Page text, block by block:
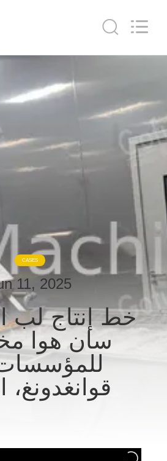
منتجات
أشرطة
فيديو
عرض
الواقع
الافتراضي
معلومات
عنا
الجودة
CASES
11, 2025
خط إنتاج لب
سان هوا
قوانغدونغ،